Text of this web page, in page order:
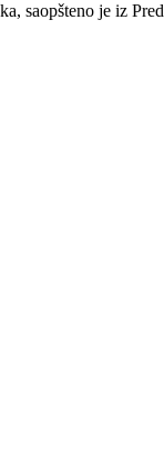
saopšteno je iz